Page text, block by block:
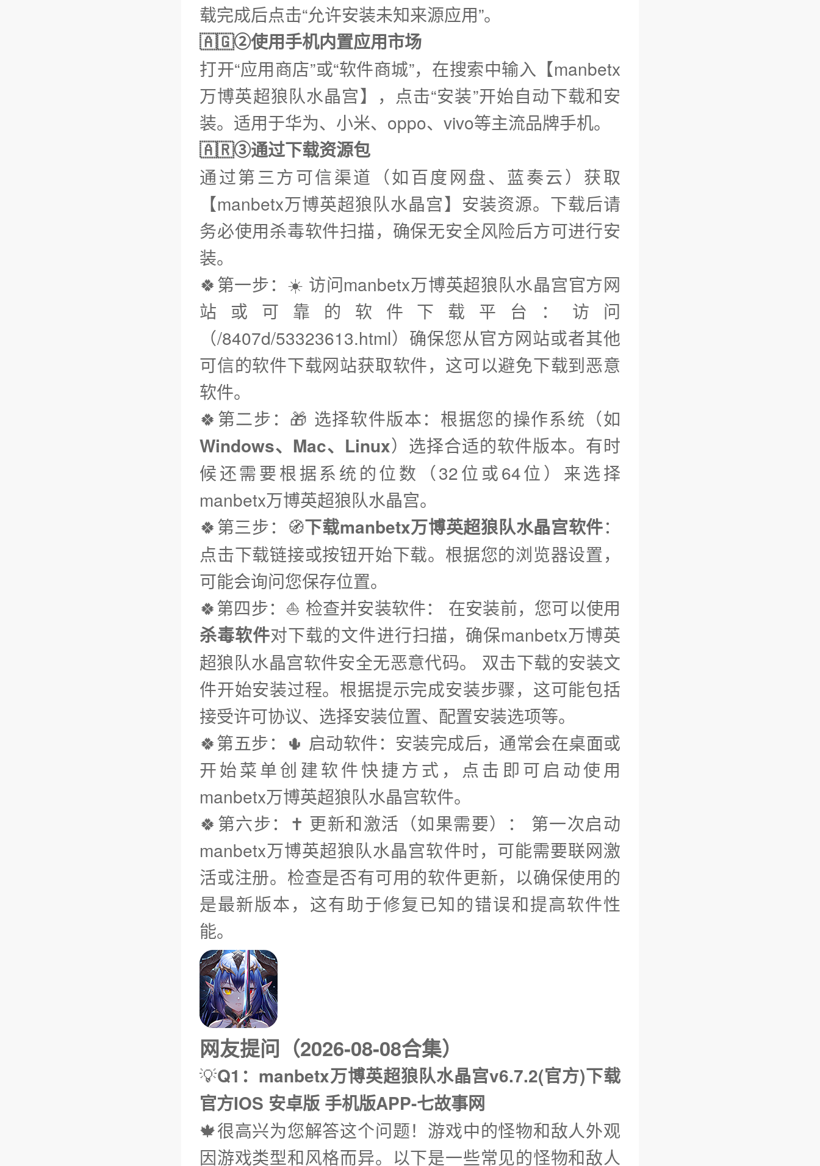
载完成后点击“允许安装未知来源应用”。
🇦🇬②使用手机内置应用市场
打开“应用商店”或“软件商城”，在搜索中输入【manbetx
万博英超狼队水晶宫】，点击“安装”开始自动下载和安
装。适用于华为、小米、oppo、vivo等主流品牌手机。
🇦🇷③通过下载资源包
通过第三方可信渠道（如百度网盘、蓝奏云）获取
【manbetx万博英超狼队水晶宫】安装资源。下载后请
务必使用杀毒软件扫描，确保无安全风险后方可进行安
装。
🍀第一步：☀️ 访问manbetx万博英超狼队水晶宫官方网
站或可靠的软件下载平台：访问
（/8407d/53323613.html）确保您从官方网站或者其他
可信的软件下载网站获取软件，这可以避免下载到恶意
软件。
🍀第二步：🎁 选择软件版本：根据您的操作系统（如
Windows、Mac、Linux）选择合适的软件版本。有时
候还需要根据系统的位数（32位或64位）来选择
manbetx万博英超狼队水晶宫。
🍀第三步：🧭下载manbetx万博英超狼队水晶宫软件：
点击下载链接或按钮开始下载。根据您的浏览器设置，
可能会询问您保存位置。
🍀第四步：⛵️ 检查并安装软件： 在安装前，您可以使用
杀毒软件对下载的文件进行扫描，确保manbetx万博英
超狼队水晶宫软件安全无恶意代码。 双击下载的安装文
件开始安装过程。根据提示完成安装步骤，这可能包括
接受许可协议、选择安装位置、配置安装选项等。
🍀第五步：🌵 启动软件：安装完成后，通常会在桌面或
开始菜单创建软件快捷方式，点击即可启动使用
manbetx万博英超狼队水晶宫软件。
🍀第六步：✝️ 更新和激活（如果需要）： 第一次启动
manbetx万博英超狼队水晶宫软件时，可能需要联网激
活或注册。检查是否有可用的软件更新，以确保使用的
是最新版本，这有助于修复已知的错误和提高软件性
能。
网友提问（2026-08-08合集）
💡Q1：manbetx万博英超狼队水晶宫v6.7.2(官方)下载
官方IOS 安卓版 手机版APP-七故事网
🍁很高兴为您解答这个问题！游戏中的怪物和敌人外观
因游戏类型和风格而异。以下是一些常见的怪物和敌人